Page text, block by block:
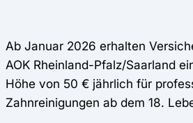
Ab Januar 2026 erhalten
AOK Rheinland-Pfalz/Saarland
Höhe von 50 € jährlich für
Zahnreinigungen ab dem 18.